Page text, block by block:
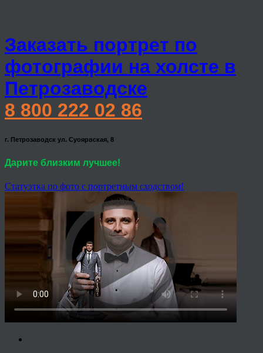
Заказать портрет по
фотографии на холсте в
Петрозаводске
8 800 222 02 86
г. Петрозаводск ул. Суоярвская, 8
Дарите близким лучшее!
Статуэтка по фото с портретным сходством!